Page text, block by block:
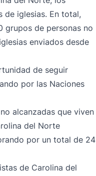
de iglesias. En total,
grupos de personas no
enviados desde
de seguir
por las Naciones
alcanzadas que viven
del Norte
por un total de 24
de Carolina del